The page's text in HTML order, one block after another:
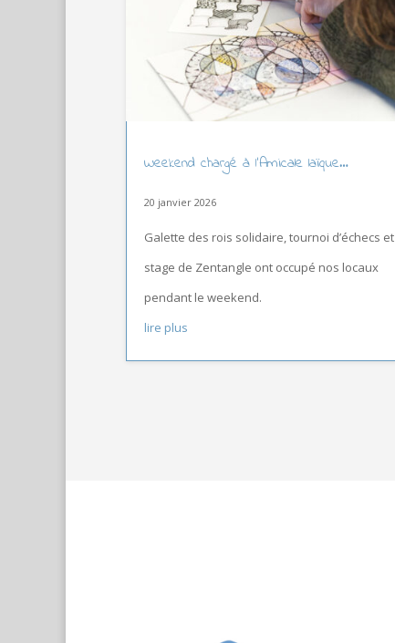
Weekend chargé à l’Amicale laïque…
20 janvier 2026
Galette des rois solidaire, tournoi d’échecs et
stage de Zentangle ont occupé nos locaux
pendant le weekend.
lire plus